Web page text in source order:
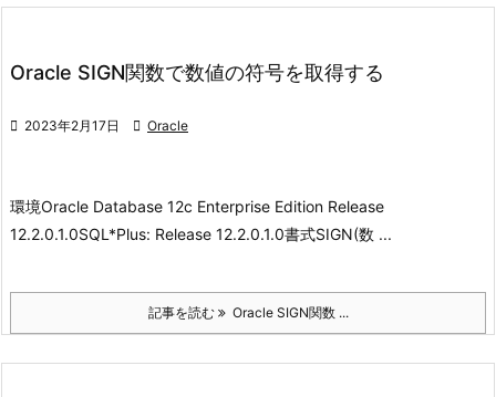
Oracle SIGN関数で数値の符号を取得する
 2023年2月17日  Oracle
環境Oracle Database 12c Enterprise Edition Release
12.2.0.1.0SQL*Plus: Release 12.2.0.1.0書式SIGN(数 ...
記事を読む Oracle SIGN関数 ...